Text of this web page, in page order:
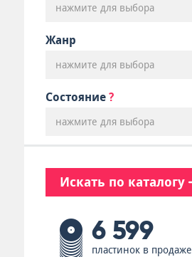
нажмите для выбора
Жанр
нажмите для выбора
Состояние ?
нажмите для выбора
Искать по каталогу
6 599
пластинок в продаже